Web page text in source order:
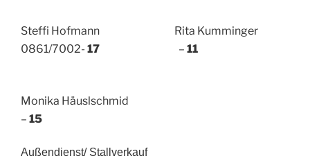
Steffi Hofmann Rita Kumminger
0861/7002- 17 – 11
Monika Häuslschmid
– 15
Außendienst/ Stallverkauf